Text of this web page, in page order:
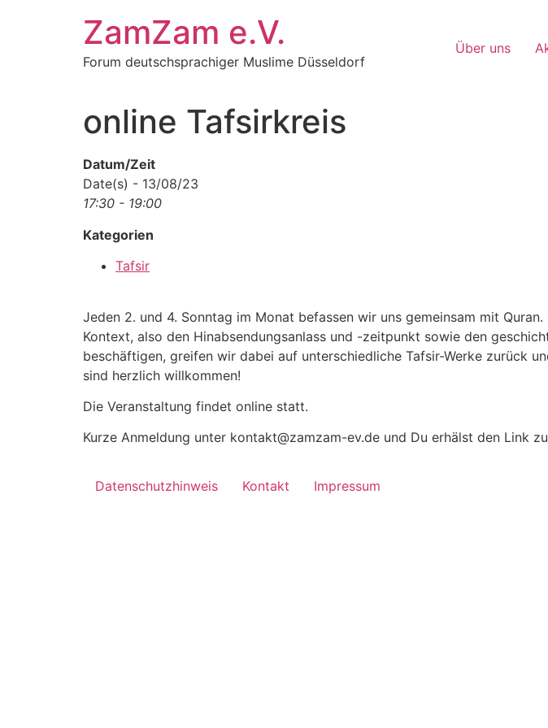
ZamZam e.V.
Forum deutschsprachiger Muslime Düsseldorf
Über uns
online Tafsirkreis
Datum/Zeit
Date(s) - 13/08/23
17:30 - 19:00
Kategorien
Tafsir
Jeden 2. und 4. Sonntag im Monat befassen wir uns gemeinsam mit
Kontext, also den Hinabsendungsanlass und -zeitpunkt sowie den
beschäftigen, greifen wir dabei auf unterschiedliche Tafsir-Werke zurück
sind herzlich willkommen!
Die Veranstaltung findet online statt.
Kurze Anmeldung unter kontakt@zamzam-ev.de und Du erhälst den Link
Datenschutzhinweis Kontakt Impressum